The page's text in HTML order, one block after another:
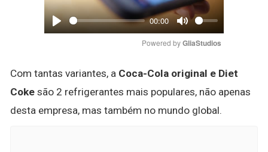
Play
00:00
Mute
Powered by GliaStudios
Com tantas variantes, a Coca-Cola original e Diet
Coke são 2 refrigerantes mais populares, não apenas
desta empresa, mas também no mundo global.